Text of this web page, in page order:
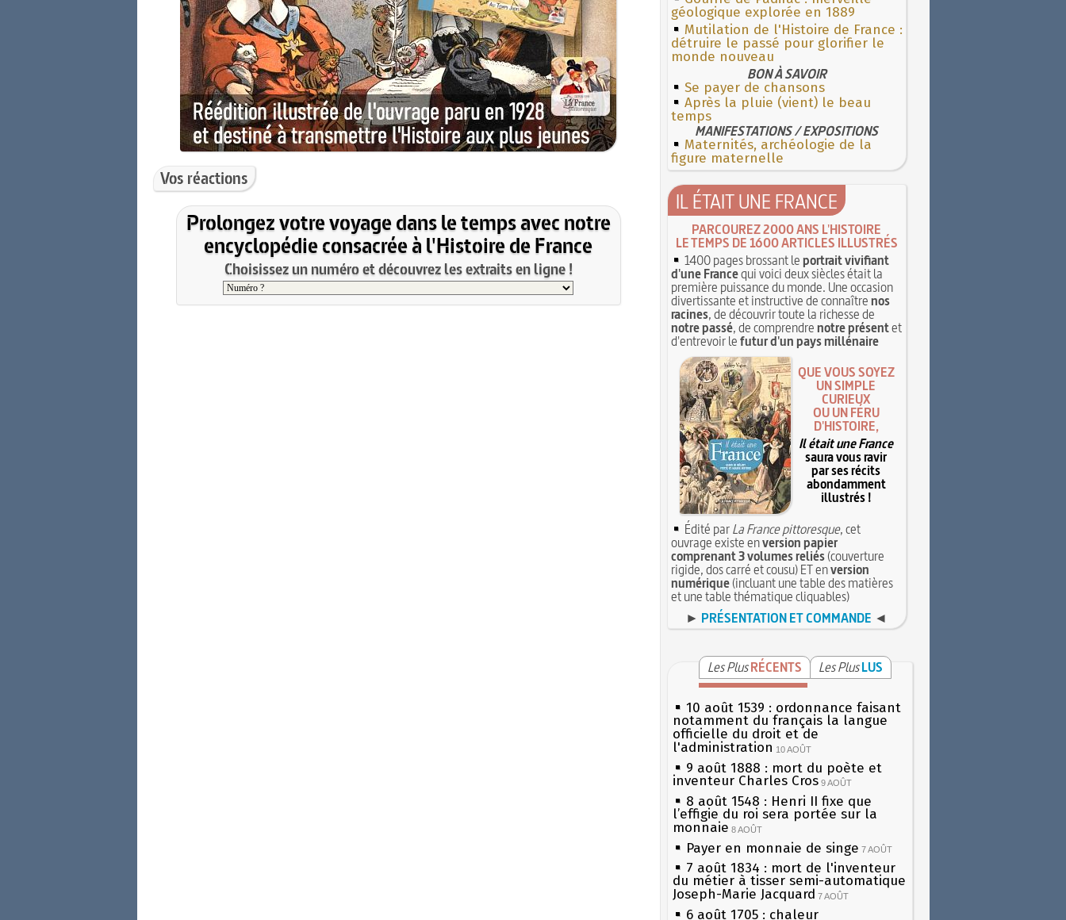
Vos réactions
Prolongez votre voyage dans le temps avec notre
encyclopédie consacrée à l'Histoire de France
Choisissez un numéro et découvrez les extraits en ligne !
géologique explorée en 1889
Mutilation de l'Histoire de France :
détruire le passé pour glorifier le
monde nouveau
BON À SAVOIR
Se payer de chansons
Après la pluie (vient) le beau
temps
MANIFESTATIONS / EXPOSITIONS
Maternités, archéologie de la
figure maternelle
IL ÉTAIT UNE FRANCE
PARCOUREZ 2000 ANS L'HISTOIRE
LE TEMPS DE 1600 ARTICLES ILLUSTRÉS
1400 pages brossant leportrait vivifiant
d'une Francequi voici deux siècles était la
première puissance du monde. Une occasion
divertissante et instructive de connaîtrenos
racines, de découvrir toute la richesse de
notre passé, de comprendrenotre présentet
d'entrevoir lefutur d'un pays millénaire
QUE VOUS SOYEZ
UN SIMPLE
CURIEUX
OU UN FÉRU
D'HISTOIRE,
Il était une France
saura vous ravir
par ses récits
abondamment
illustrés !
Édité parLa France pittoresque, cet
ouvrage existe enversion papier
comprenant 3 volumes reliés(couverture
rigide, dos carré et cousu) ET enversion
numérique(incluant une table des matières
et une table thématique cliquables)
► PRÉSENTATION ET COMMANDE ◄
Les Plus RÉCENTS Les Plus LUS
10 août 1539 : ordonnance faisant
notamment du français la langue
officielle du droit et de
l'administration 10 AOÛT
9 août 1888 : mort du poète et
inventeur Charles Cros 9 AOÛT
8 août 1548 : Henri II fixe que
l’effigie du roi sera portée sur la
monnaie 8 AOÛT
Payer en monnaie de singe 7 AOÛT
7 août 1834 : mort de l'inventeur
du métier à tisser semi-automatique
Joseph-Marie Jacquard 7 AOÛT
6 août 1705 : chaleur